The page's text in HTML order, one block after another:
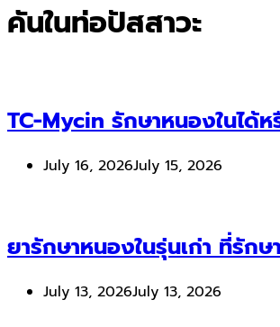
คันในท่อปัสสาวะ
TC-Mycin รักษาหนองในได้ห
July 16, 2026July 15, 2026
ยารักษาหนองในรุ่นเก่า ที่รักษ
July 13, 2026July 13, 2026